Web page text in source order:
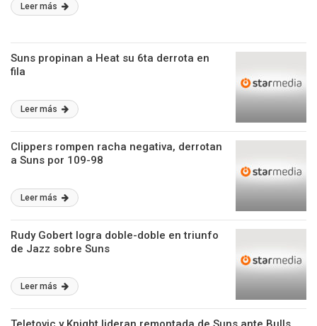
Leer más
Suns propinan a Heat su 6ta derrota en
fila
Leer más
Clippers rompen racha negativa, derrotan
a Suns por 109-98
Leer más
Rudy Gobert logra doble-doble en triunfo
de Jazz sobre Suns
Leer más